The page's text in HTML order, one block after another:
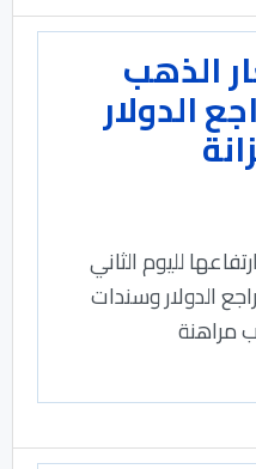
الذهب
الدولار
لليوم الثاني
الدولار وسندات
مراهنة